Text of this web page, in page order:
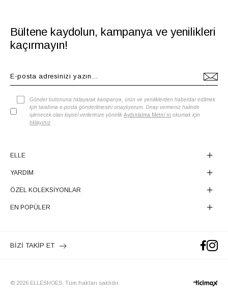
Bültene kaydolun, kampanya ve yenilikleri
kaçırmayın!
Gönder butonuna tıklayarak kampanya, ürün ve yeniliklerden haberdar edilmek
için tarafıma e-posta gönderilmesini onaylıyorum. Onay vermeniz halinde
işlenecek olan kişisel verilerinize yönelik Aydınlatma Metni'ni okumak için
tıklayınız
ELLE
YARDIM
ÖZEL KOLEKSİYONLAR
EN POPÜLER
BİZİ TAKİP ET
© 2026 ELLESHOES. Tüm hakları saklıdır.